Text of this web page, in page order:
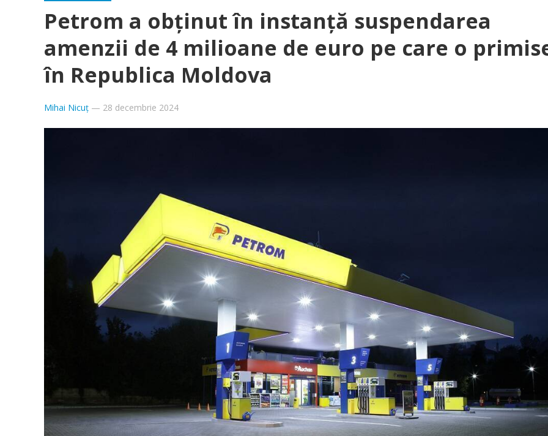
Petrom a obținut în instanță suspendarea
amenzii de 4 milioane de euro pe care o
în Republica Moldova
Mihai Nicuț — 28 decembrie 2024